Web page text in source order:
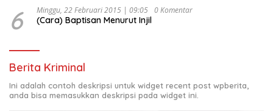
6 Minggu, 22 Februari 2015 | 09:05 0 Komentar
(Cara) Baptisan Menurut Injil
Berita Kriminal
Ini adalah contoh deskripsi untuk widget recent post wpberita,
anda bisa memasukkan deskripsi pada widget ini.